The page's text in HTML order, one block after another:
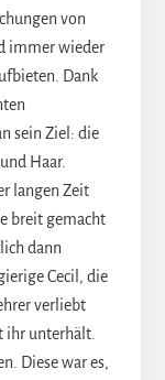
von
immer wieder
Dank
sein Ziel: die
Haar.
langen Zeit
breit gemacht
dann
Cecil, die
verliebt
ihr unterhält.
Diese war es,